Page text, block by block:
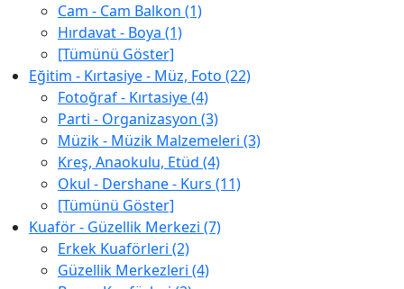
Cam - Cam Balkon (1)
Hırdavat - Boya (1)
[Tümünü Göster]
Eğitim - Kırtasiye - Müz, Foto (22)
Fotoğraf - Kırtasiye (4)
Parti - Organizasyon (3)
Müzik - Müzik Malzemeleri (3)
Kreş, Anaokulu, Etüd (4)
Okul - Dershane - Kurs (11)
[Tümünü Göster]
Kuaför - Güzellik Merkezi (7)
Erkek Kuaförleri (2)
Güzellik Merkezleri (4)